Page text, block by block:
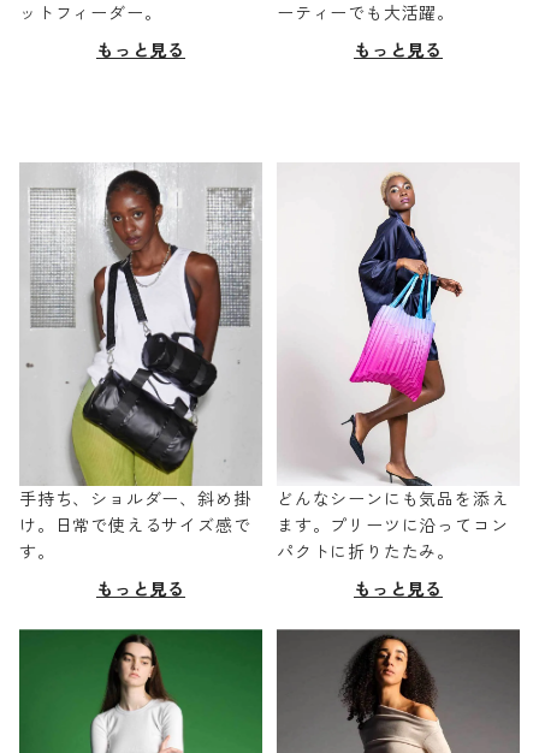
ットフィーダー。
もっと見る
ーティーでも大活躍。
もっと見る
手持ち、ショルダー、斜め掛
け。日常で使えるサイズ感で
す。
もっと見る
どんなシーンにも気品を添え
ます。プリーツに沿ってコン
パクトに折りたたみ。
もっと見る